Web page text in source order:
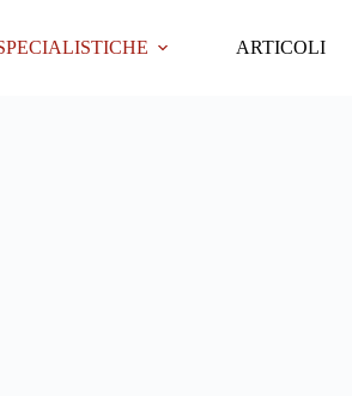
ARTICOLI